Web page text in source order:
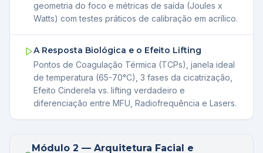
geometria do foco e métricas de saída (Joules x
Watts) com testes práticos de calibração em acrílico.
A Resposta Biológica e o Efeito Lifting
Pontos de Coagulação Térmica (TCPs), janela ideal
de temperatura (65-70°C), 3 fases da cicatrização,
Efeito Cinderela vs. lifting verdadeiro e
diferenciação entre MFU, Radiofrequência e Lasers.
Módulo 2 — Arquitetura Facial e